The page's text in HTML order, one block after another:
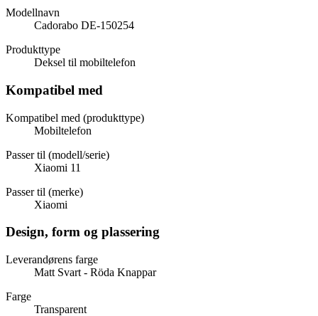
Modellnavn
Cadorabo DE-150254
Produkttype
Deksel til mobiltelefon
Kompatibel med
Kompatibel med (produkttype)
Mobiltelefon
Passer til (modell/serie)
Xiaomi 11
Passer til (merke)
Xiaomi
Design, form og plassering
Leverandørens farge
Matt Svart - Röda Knappar
Farge
Transparent